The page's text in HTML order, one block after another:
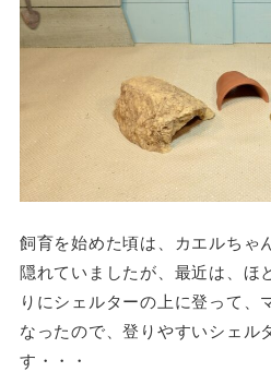
飼育を始めた頃は、カエルちゃ
隠れていましたが、最近は、ほ
りにシェルターの上に登って、
なったので、登りやすいシェル
す・・・